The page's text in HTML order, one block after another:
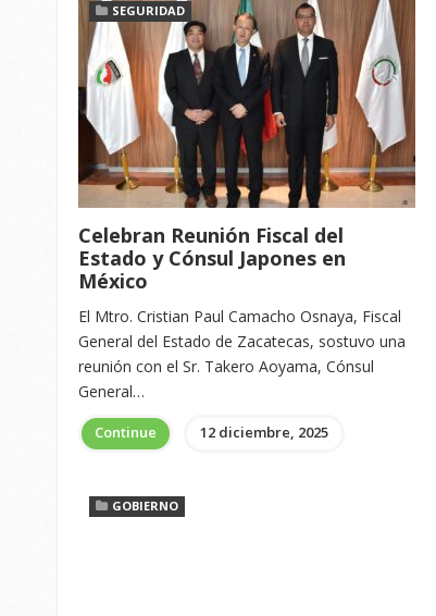
SEGURIDAD
Celebran Reunión Fiscal del
Estado y Cónsul Japones en
México
El Mtro. Cristian Paul Camacho Osnaya, Fiscal
General del Estado de Zacatecas, sostuvo una
reunión con el Sr. Takero Aoyama, Cónsul
General…
Continue 12 diciembre, 2025
GOBIERNO